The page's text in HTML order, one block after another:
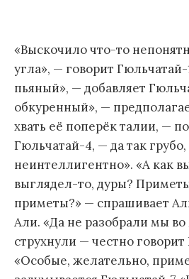
«Выскочило что-то
угла», — говорит
пьяный», — добавляет
обкуренный», —
хвать её поперёк талии, —
Гюльчатай-4, — да так грубо,
неинтеллигентно». «А как
выглядел-то, дуры?
приметы?» — спрашивает
Али. «Да не разобрали мы
струхнули — честно
«Особые, желательно,